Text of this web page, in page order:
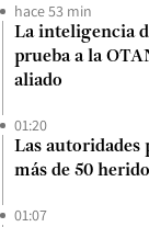
hace 53 min
La inteligencia
prueba a la
aliado
01:20
Las autoridades
más de 50
01:07